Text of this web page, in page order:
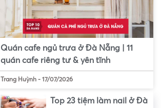
Quán cafe ngủ trưa ở Đà Nẵng | 11
quán cafe riêng tư & yên tĩnh
Trang Huỳnh - 17/07/2026
Top 23 tiệm làm nail ở Đà